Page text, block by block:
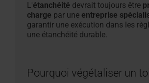
L'étanchéité devrait toujours être
charge par une entreprise
garantir une exécution dans les
une étanchéité durable.
Pourquoi végétaliser un